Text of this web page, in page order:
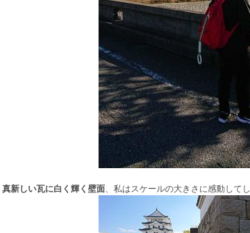
真新しい瓦に白く輝く壁面、私はスケールの大きさに感動してし